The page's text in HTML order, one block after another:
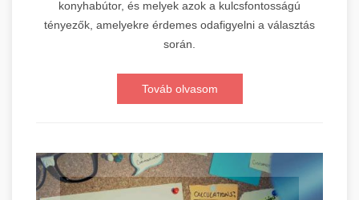
konyhabútor, és melyek azok a kulcsfontosságú
tényezők, amelyekre érdemes odafigyelni a választás
során.
Továb olvasom